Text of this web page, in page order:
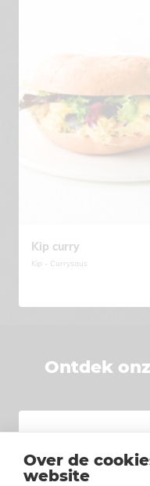
Over de
website
Kip curry
Kip Currysaus
Ontdek